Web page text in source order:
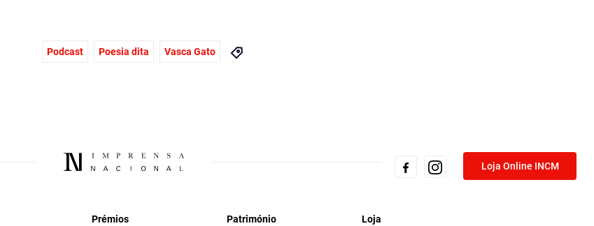
Podcast Poesia dita Vasca Gato
Loja Online INCM
Prémios
Património
Loja